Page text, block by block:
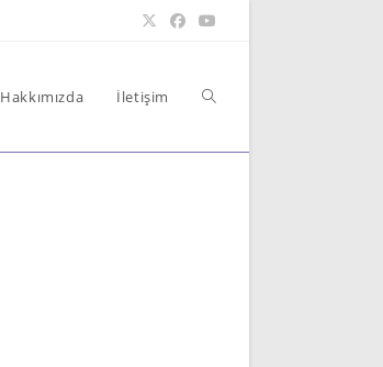
Hakkımızda İletişim Toggle